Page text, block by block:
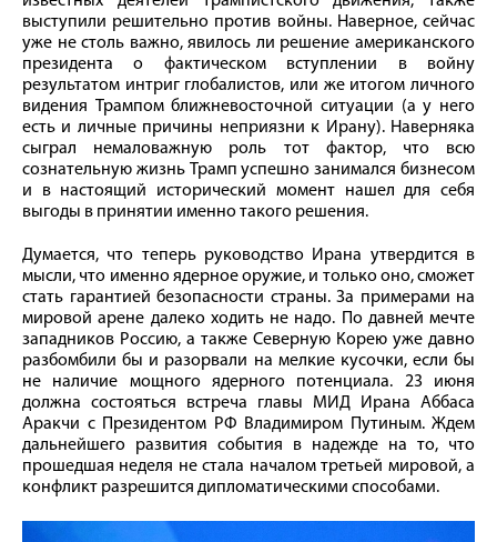
выступили решительно против войны. Наверное, сейчас
уже не столь важно, явилось ли решение американского
президента о фактическом вступлении в войну
результатом интриг глобалистов, или же итогом личного
видения Трампом ближневосточной ситуации (а у него
есть и личные причины неприязни к Ирану). Наверняка
сыграл немаловажную роль тот фактор, что всю
сознательную жизнь Трамп успешно занимался бизнесом
и в настоящий исторический момент нашел для себя
выгоды в принятии именно такого решения.
Думается, что теперь руководство Ирана утвердится в
мысли, что именно ядерное оружие, и только оно, сможет
стать гарантией безопасности страны. За примерами на
мировой арене далеко ходить не надо. По давней мечте
западников Россию, а также Северную Корею уже давно
разбомбили бы и разорвали на мелкие кусочки, если бы
не наличие мощного ядерного потенциала. 23 июня
должна состояться встреча главы МИД Ирана Аббаса
Аракчи с Президентом РФ Владимиром Путиным. Ждем
дальнейшего развития события в надежде на то, что
прошедшая неделя не стала началом третьей мировой, а
конфликт разрешится дипломатическими способами.